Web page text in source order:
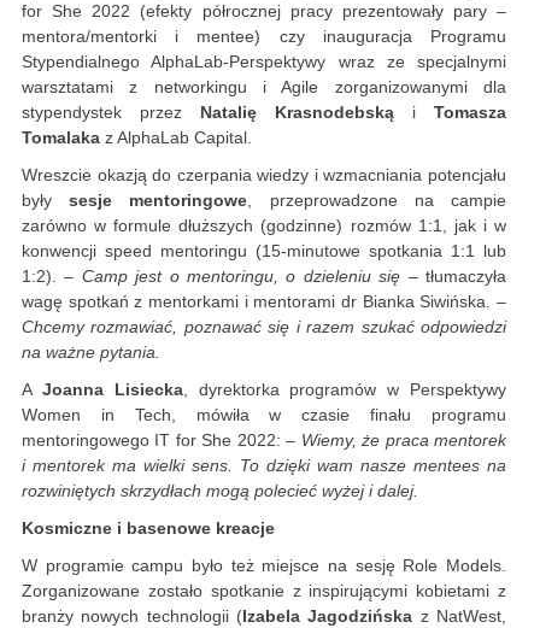
for She 2022 (efekty półrocznej pracy prezentowały pary –
mentora/mentorki i mentee) czy inauguracja Programu
Stypendialnego AlphaLab-Perspektywy wraz ze specjalnymi
warsztatami z networkingu i Agile zorganizowanymi dla
stypendystek przez Natalię Krasnodebską i Tomasza
Tomalaka z AlphaLab Capital.
Wreszcie okazją do czerpania wiedzy i wzmacniania potencjału
byłysesje mentoringowe, przeprowadzone na campie
zarówno w formule dłuższych (godzinne) rozmów 1:1, jak i w
konwencji speed mentoringu (15-minutowe spotkania 1:1 lub
1:2). – Camp jest o mentoringu, o dzieleniu się – tłumaczyła
wagę spotkań z mentorkami i mentorami dr Bianka Siwińska. –
Chcemy rozmawiać, poznawać się i razem szukać odpowiedzi
na ważne pytania.
A Joanna Lisiecka, dyrektorka programów w Perspektywy
Women in Tech, mówiła w czasie finału programu
mentoringowego IT for She 2022: – Wiemy, że praca mentorek
i mentorek ma wielki sens. To dzięki wam nasze mentees na
rozwiniętych skrzydłach mogą polecieć wyżej i dalej.
Kosmiczne i basenowe kreacje
W programie campu było też miejsce na sesję Role Models.
Zorganizowane zostało spotkanie z inspirującymi kobietami z
branży nowych technologii (Izabela Jagodzińska z NatWest,